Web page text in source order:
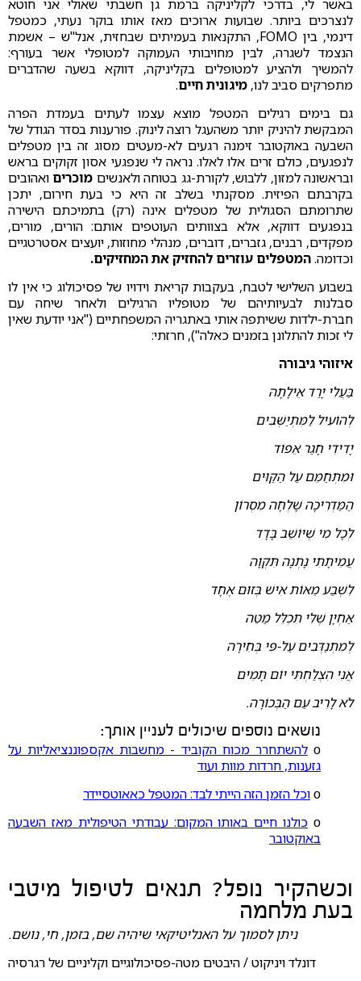
באשר לי, בדרכי לקליניקה ברמת גן חשבתי שאולי אני חוטא
לנצרכים ביותר. שבועות ארוכים מאז אותו בוקר נעתי, כמטפל
דינמי, בין FOMO, התקנאות בעמיתים שבחזית, אנל"ש – אשמת
הנצמד לשגרה, לבין מחויבותי העמוקה למטופלי אשר בעורף:
להמשיך ולהציע למטופלים בקליניקה, דווקא בשעה שהדברים
מתפרקים סביב לנו, מיגונית חיים.
גם בימים רגילים המטפל מוצא עצמו לעתים בעמדת הפרה
המבקשת להיניק יותר משהעגל רוצה לינוק. פורענות בסדר הגודל של
השבעה באוקטובר זימנה רגעים לא-מעטים מסוג זה בין מטפלים
לנפגעים, כולם זרים אלו לאלו. נראה לי שנפגעי אסון זקוקים בראש
ובראשונה למזון, ללבוש, לקורת-גג בטוחה ולאנשים מוכרים ואהובים
בקרבתם הפיזית. מסקנתי בשלב זה היא כי בעת חירום, יתכן
שתרומתם הסגולית של מטפלים אינה (רק) בתמיכתם הישירה
בנפגעים דווקא, אלא בצוותים העוטפים אותם: הורים, מורים,
מפקדים, רבנים, גזברים, דוברים, מנהלי מחוזות, יועצים אסטרטגיים
וכדומה.המטפלים עוזרים להחזיק את המחזיקים.
בשבוע השלישי לטבח, בעקבות קריאת וידויו של פסיכולוג כי אין לו
סבלנות לבעיותיהם של מטופליו הרגילים ולאחר שיחה עם
חברת-ילדות ששיתפה אותי באתגריה המשפחתיים ("אני יודעת שאין
לי זכות להתלונן בזמנים כאלה"), חרזתי:
איזוהי גיבורה
בַּעֲלִי יָרַד אֵילָתָהּ
לְהוֹעִיל לַמִּתְיַשְּׁבִים
יָדִידִי חָגַר אֵפוֹד
וּמִתְחַמֵּם עַל הַקַּוִּים
הַמַּדְרִיכָה שָׁלְחָה מִסְרוֹן
לְכָל מִי שֶׁיּוֹשֵׁב בָּדָד
עֲמִיתָתִי נָתְנָה תִּקְוָה
לִשְׁבַע מֵאוֹת אִישׁ בְּזוּם אֶחָד
אַחְיָן שֶׁלִּי תִּכְלֵּל מַטֵּה
לְמִתְנַדְּבִים עַל-פִּי בְּחִירָה
אֲנִי הִצְלַחְתִּי יוֹם תָּמִים
לֹא לָרִיב עַם הַבְּכוֹרָה.
נושאים נוספים שיכולים לעניין אותך:
ο להשתחרר מכוח הקוביד - מחשבות אקספוננציאליות על
גזענות, חרדות מוות ועוד
οוכל הזמן הזה הייתי לבד: המטפל כאאוטסיידר
ο כולנו חיים באותו המקום: עבודתי הטיפולית מאז השבעה
באוקטובר
וכשהקיר נופל? תנאים לטיפול מיטבי
בעת מלחמה
ניתן לסמוך על האנליטיקאי שיהיה שם, בזמן, חי, נושם.
דונלד ויניקוט / היבטים מטה-פסיכולוגיים וקליניים של רגרסיה